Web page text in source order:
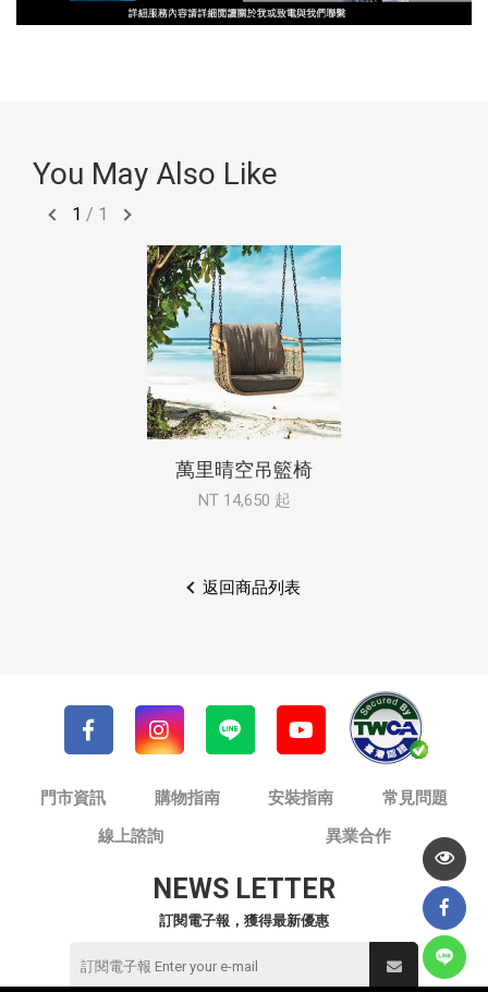
You May Also Like
1 / 1
萬里晴空吊籃椅
NT 14,650 起
返回商品列表
門市資訊 購物指南 安裝指南
常見問題
線上諮詢
異業合作
NEWS LETTER
訂閱電子報，獲得最新優惠